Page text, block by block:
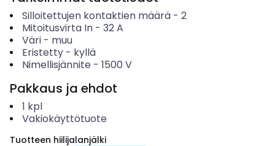
Silloitettujen kontaktien määrä- 2
Mitoitusvirta In- 32A
Väri- muu
Eristetty- kyllä
Nimellisjännite - 1500 V
Pakkaus ja ehdot
1 kpl
Vakiokäyttötuote
Tuotteen hiilijalanjälki